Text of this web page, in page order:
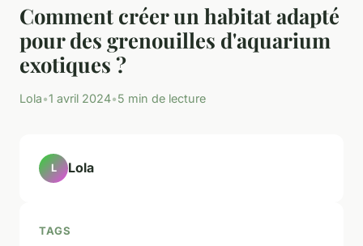
Comment créer un habitat adapté
pour des grenouilles d'aquarium
exotiques ?
Lola•1 avril 2024•5 min de lecture
L Lola
TAGS